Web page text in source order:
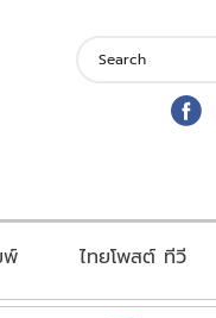
พ์ ไทยโพสต์ ทีวี